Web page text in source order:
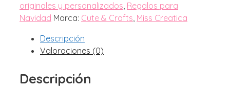
originales y personalizados Regalos para
Navidad Marca: Cute & Crafts Miss Creatica
Descripción
Valoraciones (0)
Descripción